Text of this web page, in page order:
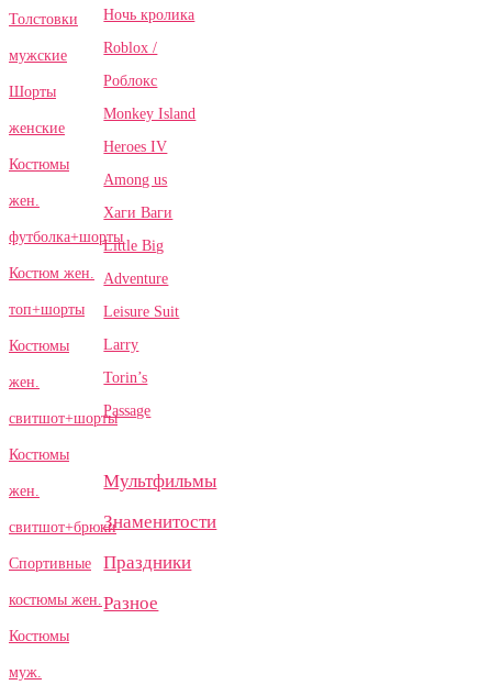
Толстовки
мужские
Шорты
женские
Костюмы
жен.
футболка+шорты
Костюм жен.
топ+шорты
Костюмы
жен.
свитшот+шорты
Костюмы
жен.
свитшот+брюки
Спортивные
костюмы жен.
Костюмы
муж.
Ночь кролика
Roblox /
Роблокс
Monkey Island
Heroes IV
Among us
Хаги Ваги
Little Big
Adventure
Leisure Suit
Larry
Torin’s
Passage
Мультфильмы
Знаменитости
Праздники
Разное